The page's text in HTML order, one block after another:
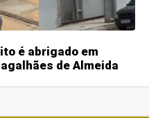
é abrigado em
de Almeida